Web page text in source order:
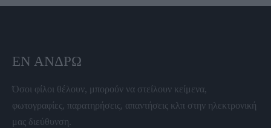
ΕΝ ΆΝΔΡΩ
Όσοι φίλοι θέλουν, μπορούν να στείλουν κείμενα,
φωτογραφίες, παρατηρήσεις, απαντήσεις κλπ στην ηλεκτρονική
μας διεύθυνση.